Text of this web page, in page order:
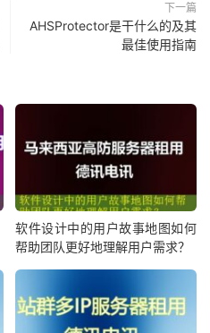
下一篇
AHSProtector是干什么的及其
最佳使用指南
软件设计中的用户故事地图如何
帮助团队更好地理解用户需求？